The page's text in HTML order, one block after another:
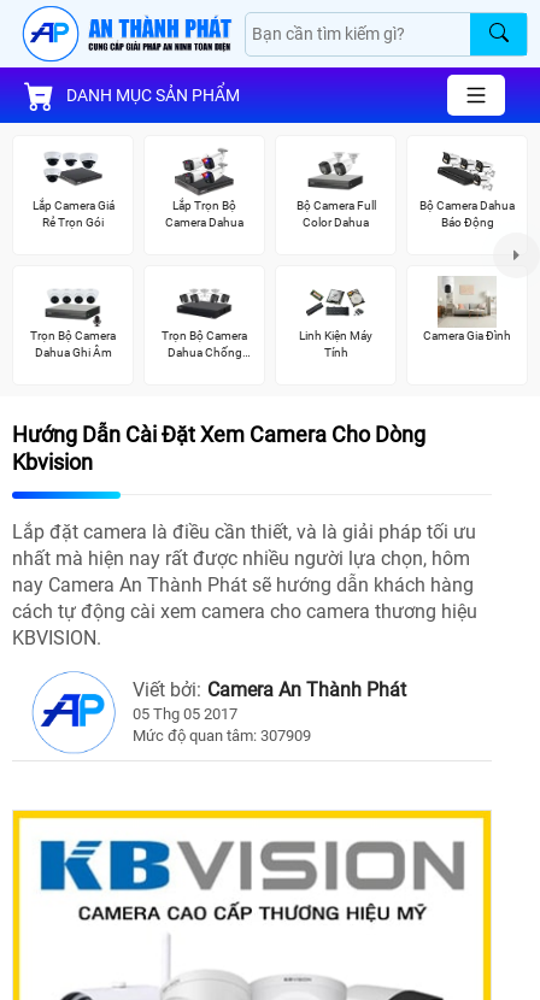
DANH MỤC SẢN PHẨM
Lắp Camera Giá
Rẻ Trọn Gói
Lắp Trọn Bộ
Camera Dahua
Bộ Camera Full
Color Dahua
Bộ Camera Dahua
Báo Động
Trọn Bộ Camera
Dahua Ghi Âm
Trọn Bộ Camera
Dahua Chống
Linh Kiện Máy
Tính
Camera Gia Đình
Hướng Dẫn Cài Đặt Xem Camera Cho Dòng
Kbvision
Lắp đặt camera là điều cần thiết, và là giải pháp tối ưu
nhất mà hiện nay rất được nhiều người lựa chọn, hôm
nay Camera An Thành Phát sẽ hướng dẫn khách hàng
cách tự động cài xem camera cho camera thương hiệu
KBVISION.
Viết bởi: Camera An Thành Phát
05 Thg 05 2017
Mức độ quan tâm: 307909